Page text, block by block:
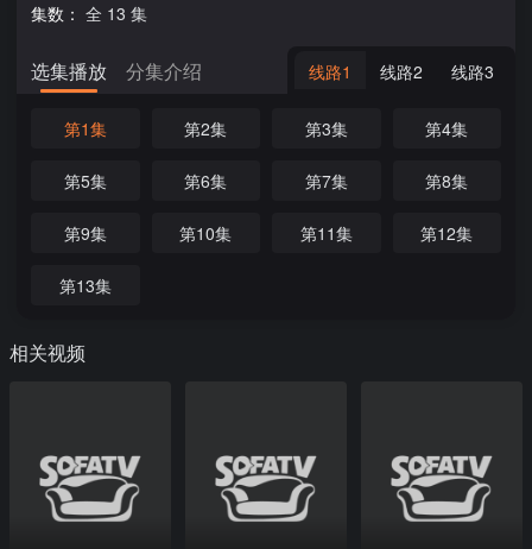
集数： 全 13 集
选集播放 分集介绍 线路1 线路2 线路3
第1集 第2集 第3集 第4集
第5集 第6集 第7集 第8集
第9集 第10集 第11集 第12集
第13集
相关视频